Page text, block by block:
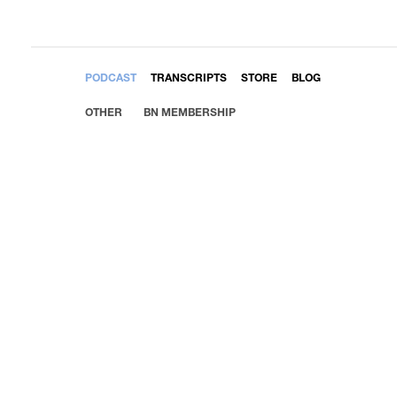
PODCAST TRANSCRIPTS STORE BLOG
OTHER BN MEMBERSHIP